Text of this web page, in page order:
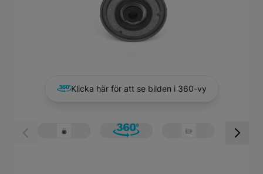
Klicka här för att se bilden i 360-vy
View larger image
View larger image
View larger